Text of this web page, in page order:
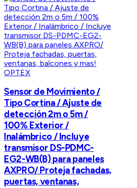
OPTEX
Sensor de Movimiento /
Tipo Cortina / Ajuste de
detección 2m o 5m /
100% Exterior /
Inalámbrico / Incluye
transmisor DS-PDMC-
EG2-WB(B) para paneles
AXPRO/ Proteja fachadas,
puertas, ventanas,